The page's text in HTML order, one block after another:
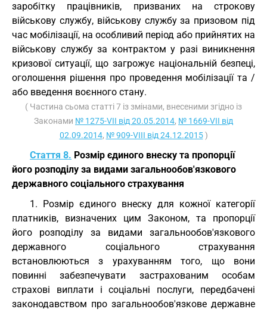
заробітку працівників, призваних на строкову
військову службу, військову службу за призовом під
час мобілізації, на особливий період або прийнятих на
військову службу за контрактом у разі виникнення
кризової ситуації, що загрожує національній безпеці,
оголошення рішення про проведення мобілізації та /
або введення воєнного стану.
( Частина сьома статті 7 із змінами, внесеними згідно із
Законами № 1275-VII від 20.05.2014, № 1669-VII від
02.09.2014, № 909-VIII від 24.12.2015)
Стаття 8. Розмір єдиного внеску та пропорції
його розподілу за видами загальнообов'язкового
державного соціального страхування
1. Розмір єдиного внеску для кожної категорії
платників, визначених цим Законом, та пропорції
його розподілу за видами загальнообов'язкового
державного соціального страхування
встановлюються з урахуванням того, що вони
повинні забезпечувати застрахованим особам
страхові виплати і соціальні послуги, передбачені
законодавством про загальнообов'язкове державне